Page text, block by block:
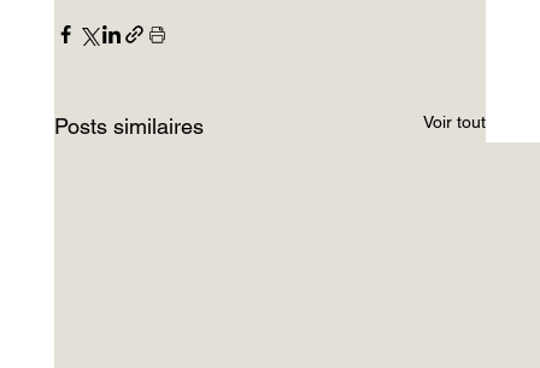
Posts similaires Voir tout